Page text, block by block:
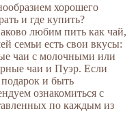
хорошего
и где купить?
любим пить как чай,
семьи есть свои вкусы:
чаи с молочными или
чаи и Пуэр. Если
и быть
ознакомиться с
по каждым из